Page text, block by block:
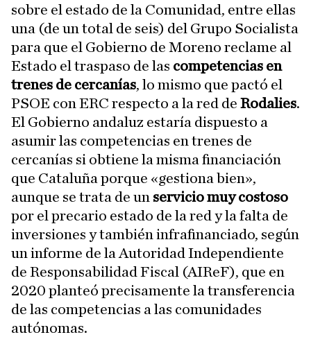
sobre el estado de la Comunidad, entre ellas
una (de un total de seis) del Grupo Socialista
para que el Gobierno de Moreno reclame al
Estado el traspaso de las competencias en
trenes de cercanías, lo mismo que pactó el
PSOE con ERC respecto a la red de Rodalies.
El Gobierno andaluz estaría dispuesto a
asumir las competencias en trenes de
cercanías si obtiene la misma financiación
que Cataluña porque «gestiona bien»,
aunque se trata de un servicio muy costoso
por el precario estado de la red y la falta de
inversiones y también infrafinanciado, según
un informe de la Autoridad Independiente
de Responsabilidad Fiscal (AIReF), que en
2020 planteó precisamente la transferencia
de las competencias a las comunidades
autónomas.